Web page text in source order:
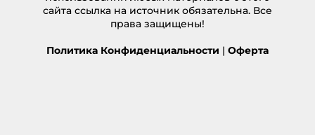
Ответить
26.12.2024 в 20:03
… [Trackback]
сайта ссылка на источник обязательна. Все
права защищены!
Политика Конфиденциальности | Оферта